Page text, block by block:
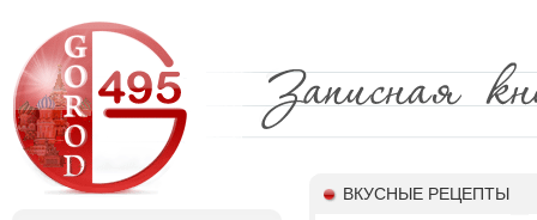
ВКУСНЫЕ РЕЦЕПТЫ